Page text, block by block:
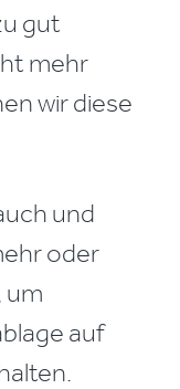
gut
mehr
wir diese
und
oder
um
auf